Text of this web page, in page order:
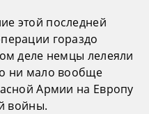
этой последней
гораздо
деле немцы лелеяли
ни мало вообще
Армии на Европу
войны.